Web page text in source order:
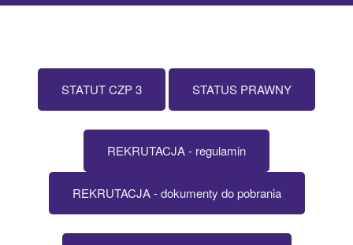
STATUT CZP 3 STATUS PRAWNY
REKRUTACJA - regulamin
REKRUTACJA - dokumenty do pobrania